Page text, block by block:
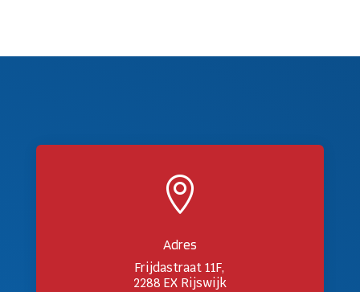

Adres
Frijdastraat 11F,
2288 EX Rijswijk